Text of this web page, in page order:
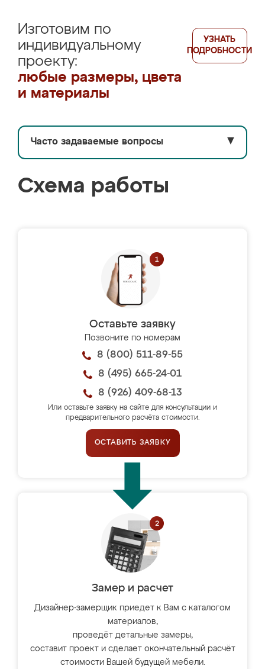
Изготовим по
индивидуальному
проекту:
любые размеры, цвета
и материалы
УЗНАТЬ
ПОДРОБНОСТИ
Часто задаваемые вопросы ▼
Схема работы
Оставьте заявку
Позвоните по номерам
8 (800) 511-89-55
8 (495) 665-24-01
8 (926) 409-68-13
Или оставьте заявку на сайте для консультации и
предварительного расчёта стоимости.
ОСТАВИТЬ ЗАЯВКУ
Замер и расчет
Дизайнер-замерщик приедет к Вам с каталогом
материалов,
проведёт детальные замеры,
составит проект и сделает окончательный расчёт
стоимости Вашей будущей мебели.